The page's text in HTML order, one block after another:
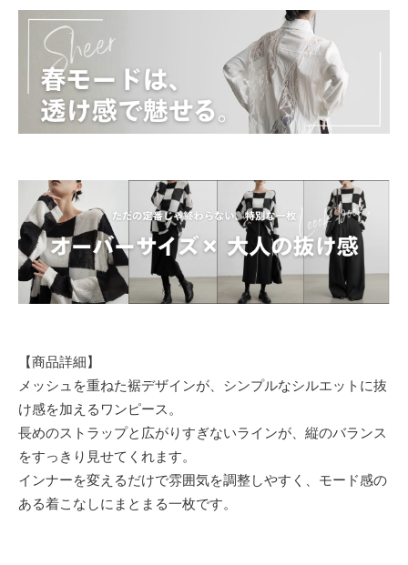
【商品詳細】
メッシュを重ねた裾デザインが、シンプルなシルエットに抜
け感を加えるワンピース。
長めのストラップと広がりすぎないラインが、縦のバランス
をすっきり見せてくれます。
インナーを変えるだけで雰囲気を調整しやすく、モード感の
ある着こなしにまとまる一枚です。